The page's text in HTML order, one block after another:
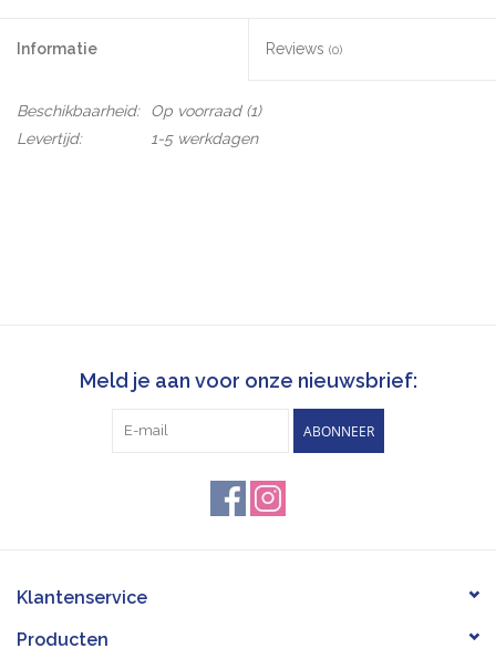
Informatie Reviews (0)
Beschikbaarheid: Op voorraad(1)
Levertijd:
1-5 werkdagen
Meld je aan voor onze nieuwsbrief:
ABONNEER
Klantenservice
Producten